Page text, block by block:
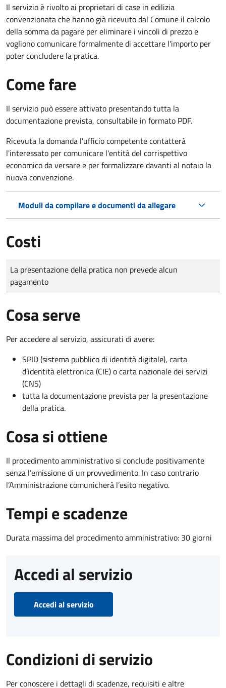
Il servizio è rivolto ai proprietari di case in edilizia
convenzionata che hanno già ricevuto dal Comune il calcolo
della somma da pagare per eliminare i vincoli di prezzo e
vogliono comunicare formalmente di accettare l'importo per
poter concludere la pratica.
Come fare
Il servizio può essere attivato presentando tutta la
documentazione prevista, consultabile in formato PDF.
Ricevuta la domanda l'ufficio competente contatterà
l'interessato per comunicare l'entità del corrispettivo
economico da versare e per formalizzare davanti al notaio la
nuova convenzione.
Moduli da compilare e documenti da allegare
Costi
Tipo di pagamento
Importo
La presentazione della pratica non prevede alcun
pagamento
Cosa serve
Per accedere al servizio, assicurati di avere:
SPID (sistema pubblico di identità digitale), carta
d’identità elettronica (CIE) o carta nazionale dei servizi
(CNS)
tutta la documentazione prevista per la presentazione
della pratica.
Cosa si ottiene
Il procedimento amministrativo si conclude positivamente
senza l’emissione di un provvedimento. In caso contrario
l’Amministrazione comunicherà l’esito negativo.
Tempi e scadenze
Durata massima del procedimento amministrativo: 30 giorni
Accedi al servizio
Accedi al servizio
Condizioni di servizio
Per conoscere i dettagli di scadenze, requisiti e altre